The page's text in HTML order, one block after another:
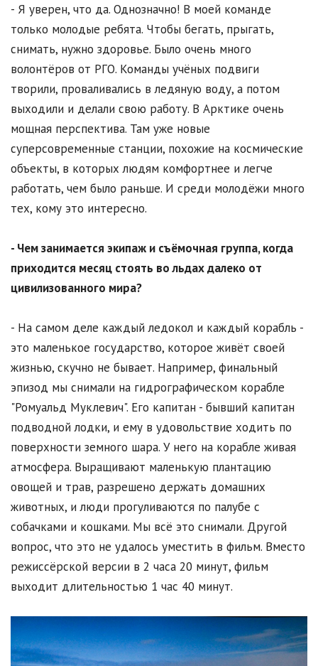
- Я уверен, что да. Однозначно! В моей команде
только молодые ребята. Чтобы бегать, прыгать,
снимать, нужно здоровье. Было очень много
волонтёров от РГО. Команды учёных подвиги
творили, проваливались в ледяную воду, а потом
выходили и делали свою работу. В Арктике очень
мощная перспектива. Там уже новые
суперсовременные станции, похожие на космические
объекты, в которых людям комфортнее и легче
работать, чем было раньше. И среди молодёжи много
тех, кому это интересно.
- Чем занимается экипаж и съёмочная группа, когда
приходится месяц стоять во льдах далеко от
цивилизованного мира?
- На самом деле каждый ледокол и каждый корабль -
это маленькое государство, которое живёт своей
жизнью, скучно не бывает. Например, финальный
эпизод мы снимали на гидрографическом корабле
"Ромуальд Муклевич". Его капитан - бывший капитан
подводной лодки, и ему в удовольствие ходить по
поверхности земного шара. У него на корабле живая
атмосфера. Выращивают маленькую плантацию
овощей и трав, разрешено держать домашних
животных, и люди прогуливаются по палубе с
собачками и кошками. Мы всё это снимали. Другой
вопрос, что это не удалось уместить в фильм. Вместо
режиссёрской версии в 2 часа 20 минут, фильм
выходит длительностью 1 час 40 минут.